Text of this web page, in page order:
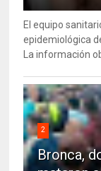
El equipo
epidemiológica
La información
2
Bronca,